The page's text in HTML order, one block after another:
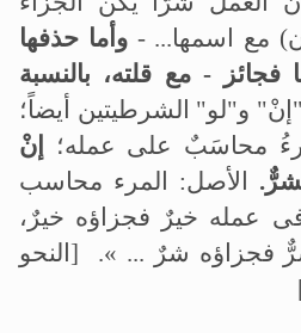
مع اسمها... -وأما حذفها
- مع قلته، بالنسبة
و"لو" الشرطيتين أيضاً؛
محاسَبٌ على عمله؛
إنْ
الأصل: المرء محاسب
عمله خيرٌ فجزاؤه خيرٌ،
فجزاؤه شرٌ ... ».
[النحو